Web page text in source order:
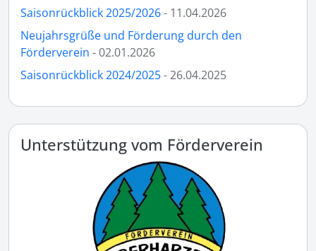
Saisonrückblick 2025/2026- 11.04.2026
Neujahrsgrüße und Förderung durch den
Förderverein - 02.01.2026
Saisonrückblick 2024/2025- 26.04.2025
Unterstützung vom Förderverein